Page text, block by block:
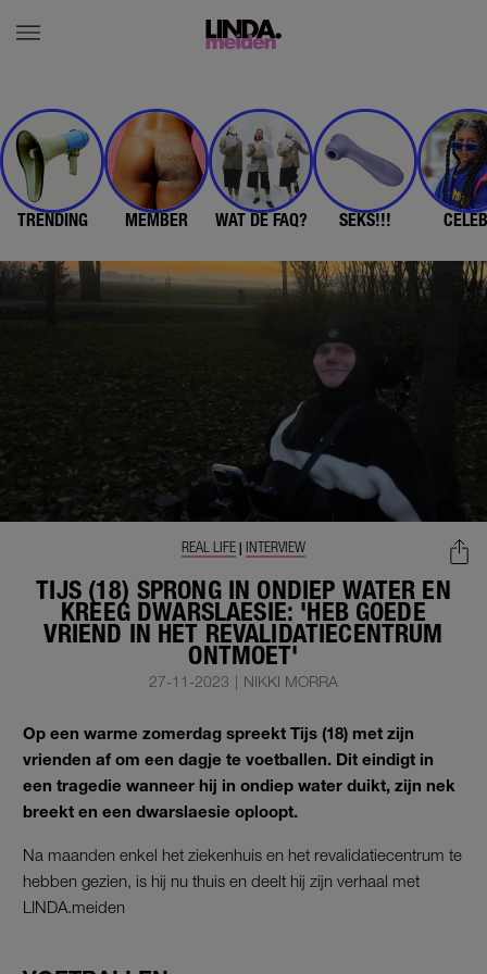
TRENDING MEMBER WAT DE FAQ? SEKS!!!
TIJS (18) SPRONG IN ONDIEP WATER EN
KREEG DWARSLAESIE: 'HEB GOEDE
VRIEND IN HET REVALIDATIECENTRUM
ONTMOET'
REAL LIFE | INTERVIEW
27-11-2023 | NIKKI MORRA
Op een warme zomerdag spreekt Tijs (18) met zijn
vrienden af om een dagje te voetballen. Dit eindigt in
een tragedie wanneer hij in ondiep water duikt, zijn nek
breekt en een dwarslaesie oploopt.
Na maanden enkel het ziekenhuis en het revalidatiecentrum te
hebben gezien, is hij nu thuis en deelt hij zijn verhaal met
LINDA.meiden